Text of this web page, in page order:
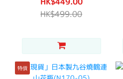
HK$499.00
特價